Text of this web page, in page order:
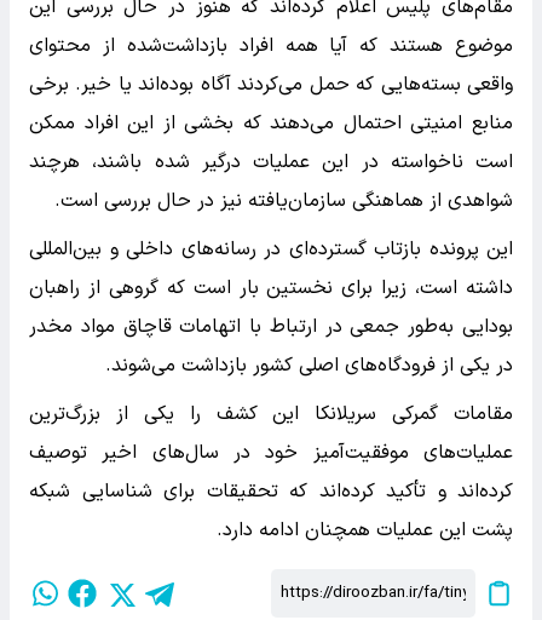
مقام‌های پلیس اعلام کرده‌اند که هنوز در حال بررسی این
موضوع هستند که آیا همه افراد بازداشت‌شده از محتوای
واقعی بسته‌هایی که حمل می‌کردند آگاه بوده‌اند یا خیر. برخی
منابع امنیتی احتمال می‌دهند که بخشی از این افراد ممکن
است ناخواسته در این عملیات درگیر شده باشند، هرچند
شواهدی از هماهنگی سازمان‌یافته نیز در حال بررسی است.
این پرونده بازتاب گسترده‌ای در رسانه‌های داخلی و بین‌المللی
داشته است، زیرا برای نخستین بار است که گروهی از راهبان
بودایی به‌طور جمعی در ارتباط با اتهامات قاچاق مواد مخدر
در یکی از فرودگاه‌های اصلی کشور بازداشت می‌شوند.
مقامات گمرکی سریلانکا این کشف را یکی از بزرگ‌ترین
عملیات‌های موفقیت‌آمیز خود در سال‌های اخیر توصیف
کرده‌اند و تأکید کرده‌اند که تحقیقات برای شناسایی شبکه
پشت این عملیات همچنان ادامه دارد.